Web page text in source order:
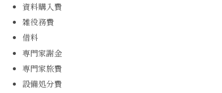
資料購入費
雑役務費
借料
専門家謝金
専門家旅費
設備処分費